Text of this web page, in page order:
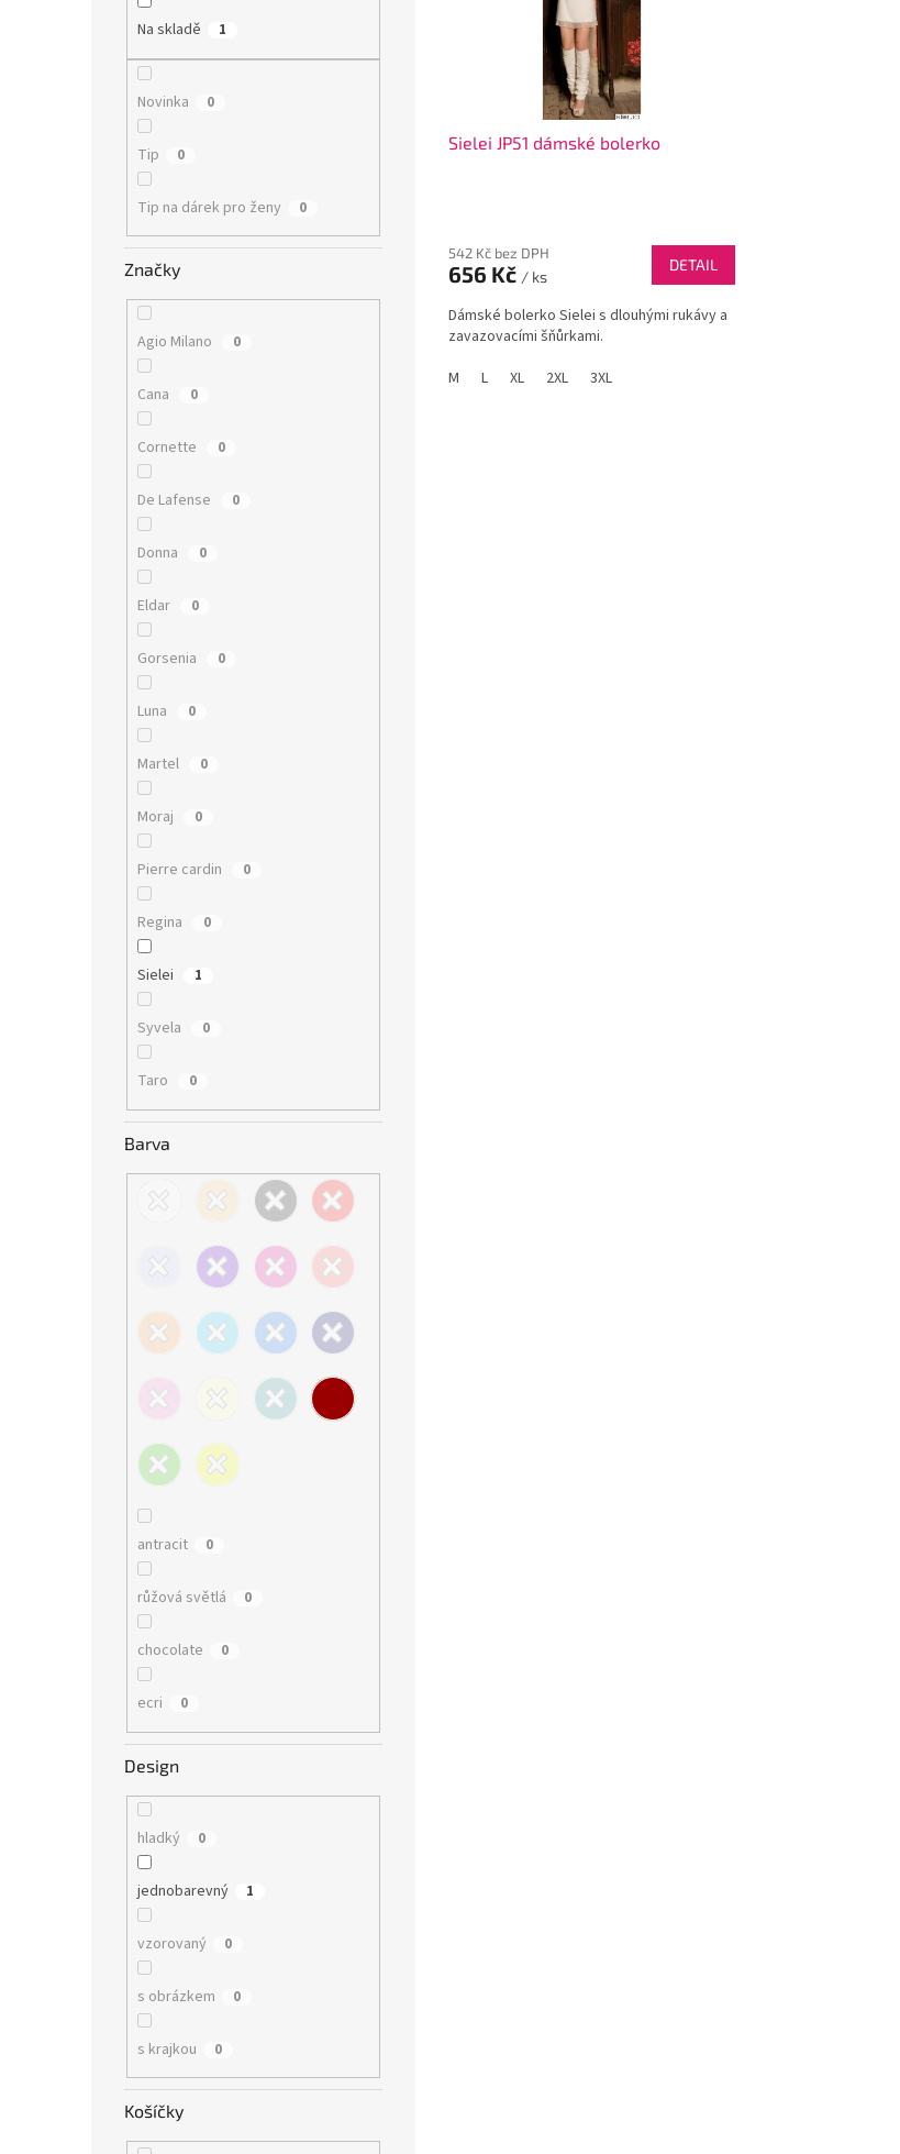
Na skladě 1
Novinka 0
Tip 0
Tip na dárek pro ženy 0
Značky
Agio Milano 0
Cana 0
Cornette 0
De Lafense 0
Donna 0
Eldar 0
Gorsenia 0
Luna 0
Martel 0
Moraj 0
Pierre cardin 0
Regina 0
Sielei 1
Syvela 0
Taro 0
Barva
antracit 0
růžová světlá 0
chocolate 0
ecri 0
Design
hladký 0
jednobarevný 1
vzorovaný 0
s obrázkem 0
s krajkou 0
Košíčky
Sielei JP51 dámské bolerko
542 Kč bez DPH
656 Kč / ks
DETAIL
Dámské bolerko Sielei s dlouhými rukávy a
zavazovacími šňůrkami.
M
L XL 2XL 3XL